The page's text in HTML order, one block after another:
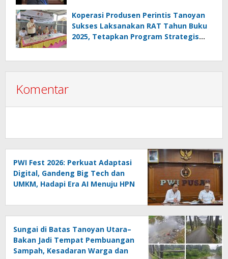
Melanggar Aturan”
Koperasi Produsen Perintis Tanoyan
Sukses Laksanakan RAT Tahun Buku
2025, Tetapkan Program Strategis
Komentar
PWI Fest 2026: Perkuat Adaptasi
Digital, Gandeng Big Tech dan
UMKM, Hadapi Era AI Menuju HPN
Sungai di Batas Tanoyan Utara–
Bakan Jadi Tempat Pembuangan
Sampah, Kesadaran Warga dan